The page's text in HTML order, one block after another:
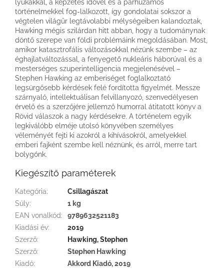
lyukakkal, a képzetes idővel és a párhuzamos
történelmekkel fog-lalkozott, így gondolatai sokszor a
végtelen világűr legtávolabbi mélységeiben kalandoztak,
Hawking mégis szilárdan hitt abban, hogy a tudománynak
döntő szerepe van földi problémáink megoldásában. Most,
amikor katasztrofális változásokkal nézünk szembe – az
éghajlatváltozással, a fenyegető nukleáris háborúval és a
mesterséges szuperintelligencia megjelenésével –
Stephen Hawking az emberiséget foglalkoztató
legsürgősebb kérdések felé fordította figyelmét. Messze
szárnyaló, intellektuálisan felvillanyozó, szenvedélyesen
érvelő és a szerzőjére jellemző humorral átitatott könyv a
Rövid válaszok a nagy kérdésekre. A történelem egyik
legkiválóbb elméje utolsó könyvében személyes
véleményét fejti ki azokról a kihívásokról, amelyekkel
emberi fajként szembe kell néznünk, és arról, merre tart
bolygónk.
Kiegészítő paraméterek
Kategória:
Csillagászat
Súly:
1 kg
EAN vonalkód:
9789632521183
Kiadási év:
2019
Szerző:
Hawking, Stephen
Szerző:
Stephen Hawking
Kiadó:
Akkord Kiadó, 2019